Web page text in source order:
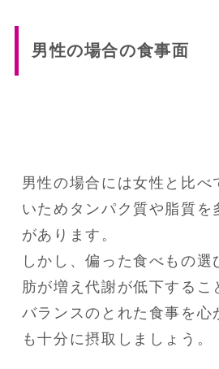
男性の場合の食事面
男性の場合には女性と比べ
いためタンパク質や脂質を
があります。
しかし、偏った食べもの選
肪が増え代謝が低下するこ
バランスのとれた食事を心
も十分に摂取しましょう。